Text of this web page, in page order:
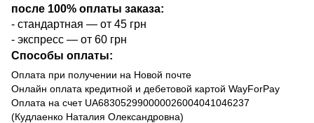
после 100% оплаты заказа:
- стандартная — от 45 грн
- экспресс — от 60 грн
Способы оплаты:
Оплата при получении на Новой почте
Онлайн оплата кредитной и дебетовой картой WayForPay
Оплата на счет UA683052990000026004041046237
(Кудлаенко Наталия Олександровна)